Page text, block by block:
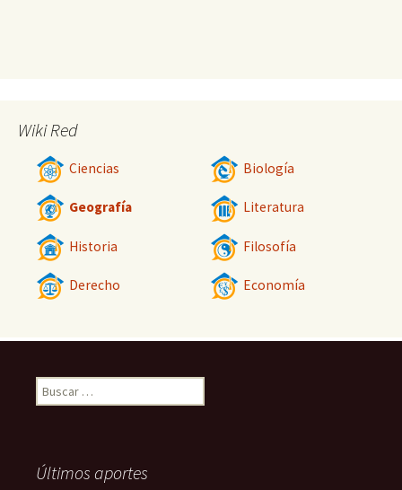
Wiki Red
Ciencias Biología
Geografía Literatura
Historia Filosofía
Derecho Economía
Buscar:
Últimos aportes